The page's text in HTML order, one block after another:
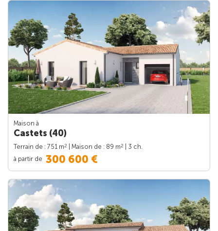
Maison à
Castets (40)
Terrain de : 751 m2 | Maison de : 89 m2
| 3 ch.
à partir de 300 600 €